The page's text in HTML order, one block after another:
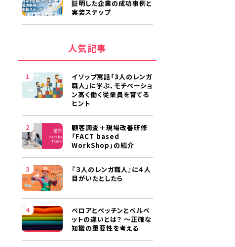
証明した企業の成功事例と
実装ステップ
人気記事
イソップ寓話「3人のレンガ
職人」に学ぶ、モチベーショ
ン高く働く従業員を育てる
ヒント
顧客調査＋現場改善研修
「FACT based
WorkShop」の紹介
『３人のレンガ職人』に４人
目がいたとしたら
ベロアとベッチンとベルベ
ットの違いとは？ ～正確な
知識の重要性を考える